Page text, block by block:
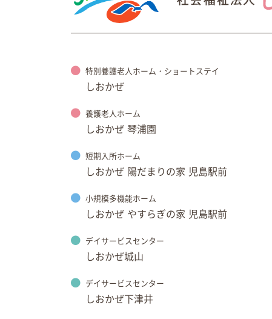
特別養護老人ホーム・ショートステイ
しおかぜ
養護老人ホーム
しおかぜ 琴浦園
短期入所ホーム
しおかぜ 陽だまりの家 児島駅前
小規模多機能ホーム
しおかぜ やすらぎの家 児島駅前
デイサービスセンター
しおかぜ城山
デイサービスセンター
しおかぜ下津井